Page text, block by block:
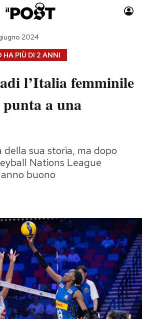
Auto
Moda
Consumismi
Media
HA PIÙ DI 2 ANNI
2024
l’Italia femminile
a una
della sua storia, ma dopo
Nations League
buono